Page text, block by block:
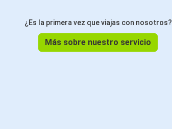
¿Es la primera vez que viajas con nosotros?
Más sobre nuestro servicio